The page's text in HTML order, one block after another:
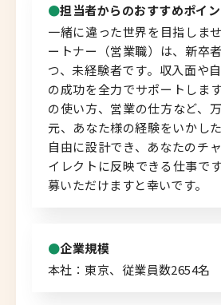
企業担当者の方へ
お問い合わせ
担当者からのおすすめポイ
一緒に違った世界を目指しま
ートナー（営業職）は、新卒
つ、未経験者です。収入面や
の成功を全力でサポートしま
の使い方、営業の仕方など、
元、あなた様の経験をいかし
自由に設計でき、あなたのチ
イレクトに反映できる仕事で
募いただけますと幸いです。
企業規模
本社：東京、従業員数2654名